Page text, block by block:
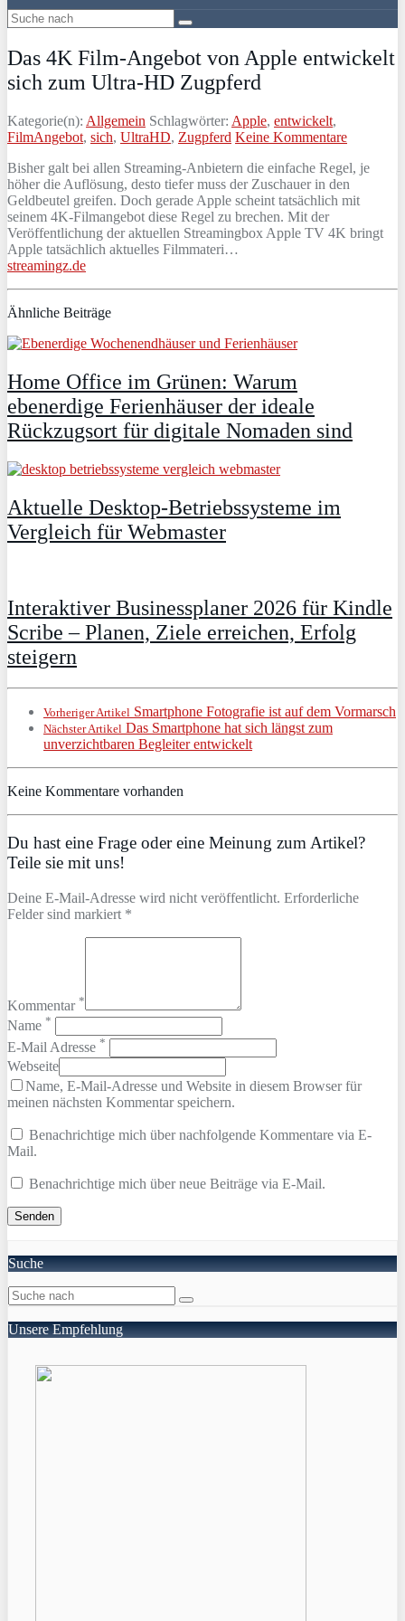
Das 4K Film-Angebot von Apple entwickelt
sich zum Ultra-HD Zugpferd
Kategorie(n): Allgemein Schlagwörter: Apple, entwickelt,
FilmAngebot, sich, UltraHD, Zugpferd Keine Kommentare
Bisher galt bei allen Streaming-Anbietern die einfache Regel, je
höher die Auflösung, desto tiefer muss der Zuschauer in den
Geldbeutel greifen. Doch gerade Apple scheint tatsächlich mit
seinem 4K-Filmangebot diese Regel zu brechen. Mit der
Veröffentlichung der aktuellen Streamingbox Apple TV 4K bringt
Apple tatsächlich aktuelles Filmmateri…
streamingz.de
Ähnliche Beiträge
Home Office im Grünen: Warum
ebenerdige Ferienhäuser der ideale
Rückzugsort für digitale Nomaden sind
Aktuelle Desktop-Betriebssysteme im
Vergleich für Webmaster
Interaktiver Businessplaner 2026 für Kindle
Scribe – Planen, Ziele erreichen, Erfolg
steigern
Vorheriger Artikel Smartphone Fotografie ist auf dem Vormarsch
Nächster Artikel Das Smartphone hat sich längst zum
unverzichtbaren Begleiter entwickelt
Keine Kommentare vorhanden
Du hast eine Frage oder eine Meinung zum Artikel?
Teile sie mit uns!
Deine E-Mail-Adresse wird nicht veröffentlicht. Erforderliche
Felder sind markiert *
Kommentar *
Name *
E-Mail Adresse *
Webseite
Name, E-Mail-Adresse und Website in diesem Browser für
meinen nächsten Kommentar speichern.
Benachrichtige mich über nachfolgende Kommentare via E-
Mail.
Benachrichtige mich über neue Beiträge via E-Mail.
Suche
Unsere Empfehlung